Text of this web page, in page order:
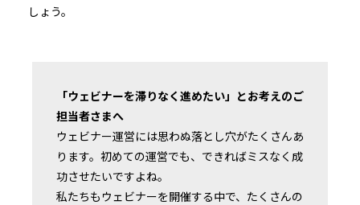
しょう。
「ウェビナーを滞りなく進めたい」とお考えのご
担当者さまへ
ウェビナー運営には思わぬ落とし穴がたくさんあ
ります。初めての運営でも、できればミスなく成
功させたいですよね。
私たちもウェビナーを開催する中で、たくさんの